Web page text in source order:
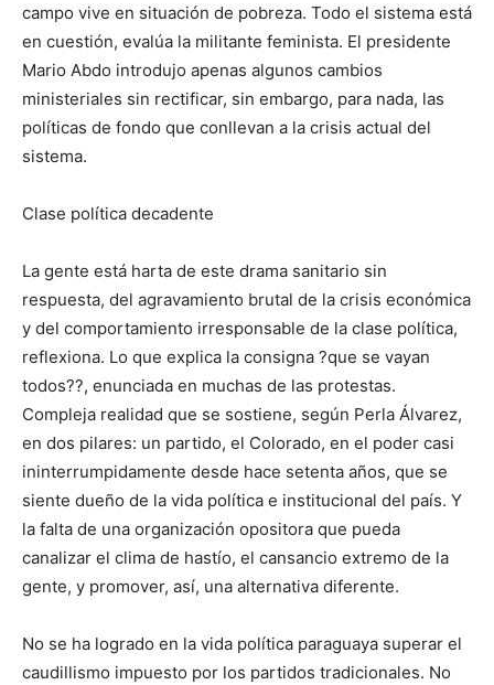
campo vive en situación de pobreza. Todo el sistema está
en cuestión, evalúa la militante feminista. El presidente
Mario Abdo introdujo apenas algunos cambios
ministeriales sin rectificar, sin embargo, para nada, las
políticas de fondo que conllevan a la crisis actual del
sistema.
Clase política decadente
La gente está harta de este drama sanitario sin
respuesta, del agravamiento brutal de la crisis económica
y del comportamiento irresponsable de la clase política,
reflexiona. Lo que explica la consigna ?que se vayan
todos??, enunciada en muchas de las protestas.
Compleja realidad que se sostiene, según Perla Álvarez,
en dos pilares: un partido, el Colorado, en el poder casi
ininterrumpidamente desde hace setenta años, que se
siente dueño de la vida política e institucional del país. Y
la falta de una organización opositora que pueda
canalizar el clima de hastío, el cansancio extremo de la
gente, y promover, así, una alternativa diferente.
No se ha logrado en la vida política paraguaya superar el
caudillismo impuesto por los partidos tradicionales. No